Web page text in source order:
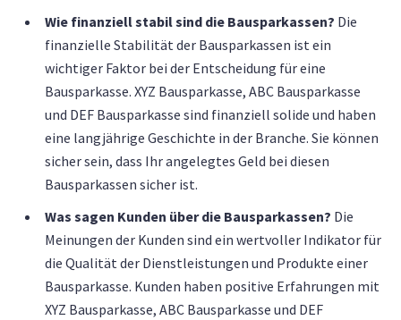
Wie finanziell stabil sind die Bausparkassen? Die
finanzielle Stabilität der Bausparkassen ist ein
wichtiger Faktor bei der Entscheidung für eine
Bausparkasse. XYZ Bausparkasse, ABC Bausparkasse
und DEF Bausparkasse sind finanziell solide und haben
eine langjährige Geschichte in der Branche. Sie können
sicher sein, dass Ihr angelegtes Geld bei diesen
Bausparkassen sicher ist.
Was sagen Kunden über die Bausparkassen? Die
Meinungen der Kunden sind ein wertvoller Indikator für
die Qualität der Dienstleistungen und Produkte einer
Bausparkasse. Kunden haben positive Erfahrungen mit
XYZ Bausparkasse, ABC Bausparkasse und DEF